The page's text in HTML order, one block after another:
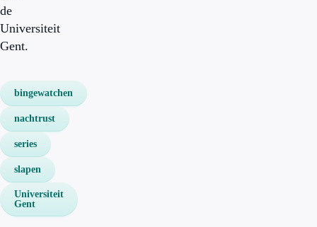
de
Universiteit
Gent.
bingewatchen
nachtrust
series
slapen
Universiteit
Gent